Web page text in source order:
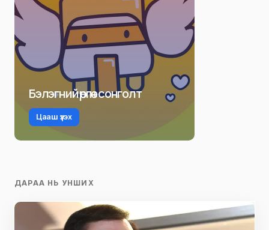
Бэлэгний өргөн сонголт
Цааш үзэх
ДАРАА НЬ УНШИХ